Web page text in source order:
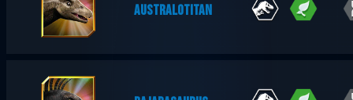
AUSTRALOTITAN